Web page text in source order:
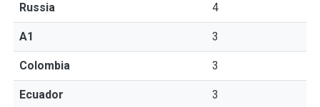
Russia 4
A1 3
Colombia 3
Ecuador 3